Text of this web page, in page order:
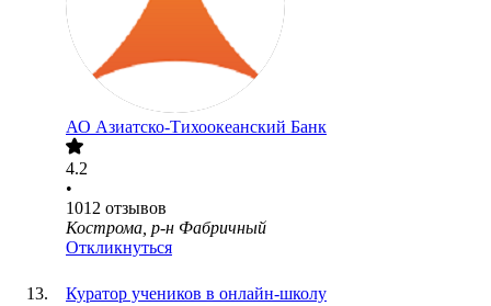
АО Азиатско-Тихоокеанский Банк
4.2
•
1012 отзывов
Кострома, р-н Фабричный
Откликнуться
Куратор учеников в онлайн-школу